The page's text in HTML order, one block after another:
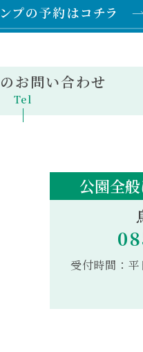
お問い合わせ
Tel
公園全
受付時間：